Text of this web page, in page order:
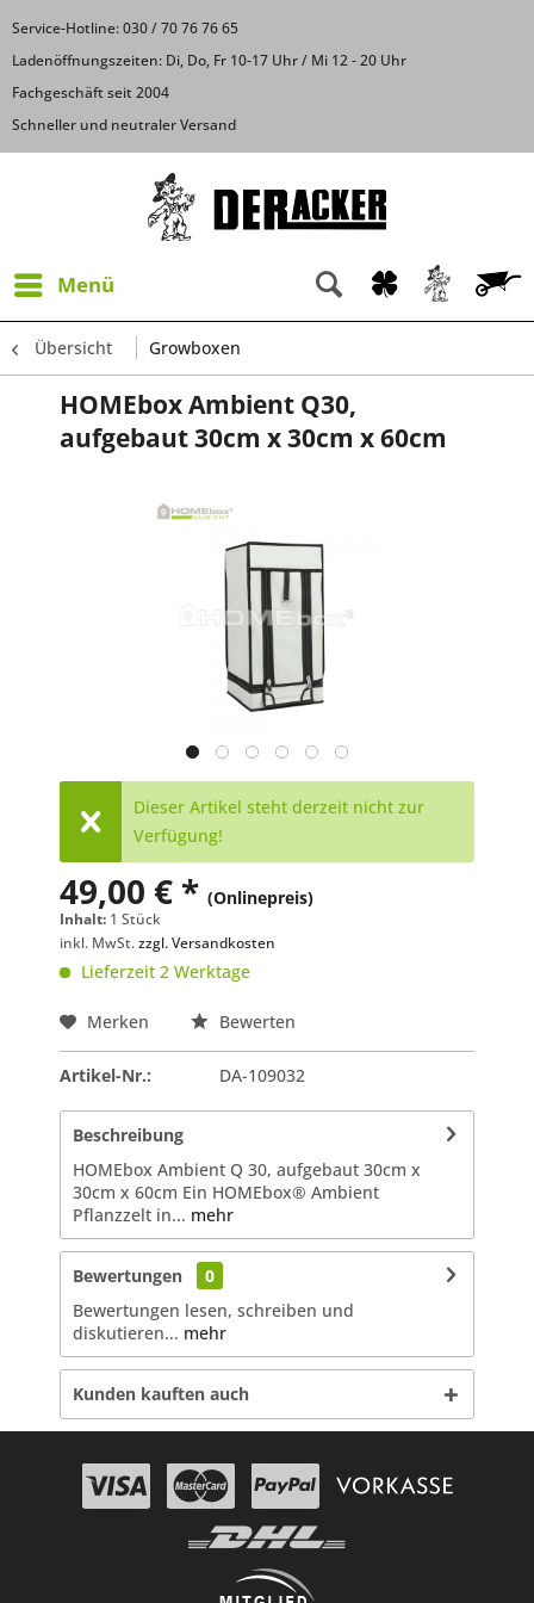
Service-Hotline: 030 / 70 76 76 65
Ladenöffnungszeiten: Di, Do, Fr 10-17 Uhr / Mi 12 - 20 Uhr
Fachgeschäft seit 2004
Schneller und neutraler Versand
Menü
Übersicht Growboxen
HOMEbox Ambient Q30,
aufgebaut 30cm x 30cm x 60cm
Dieser Artikel steht derzeit nicht zur
Verfügung!
49,00 € * (Onlinepreis)
Inhalt: 1 Stück
inkl. MwSt.zzgl. Versandkosten
Lieferzeit 2 Werktage
Merken Bewerten
Artikel-Nr.: DA-109032
Beschreibung
HOMEbox Ambient Q 30, aufgebaut 30cm x
30cm x 60cm Ein HOMEbox® Ambient
Pflanzzelt in... mehr
Bewertungen
0
Bewertungen lesen, schreiben und
diskutieren... mehr
Kunden kauften auch